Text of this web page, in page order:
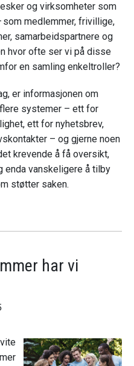
og virksomheter som
medlemmer, frivillige,
samarbeidspartnere og
hvor ofte ser vi på disse
en samling enkeltroller?
er informasjonen om
systemer – ett for
ett for nyhetsbrev,
– og gjerne noen
krevende å få oversikt,
enda vanskeligere å tilby
støtter saken.
har vi